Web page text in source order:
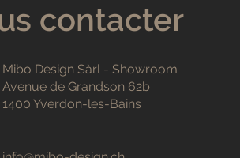
contacter
Mibo Design Sàrl - Showroom
Avenue de Grandson 62b
1400 Yverdon-les-Bains